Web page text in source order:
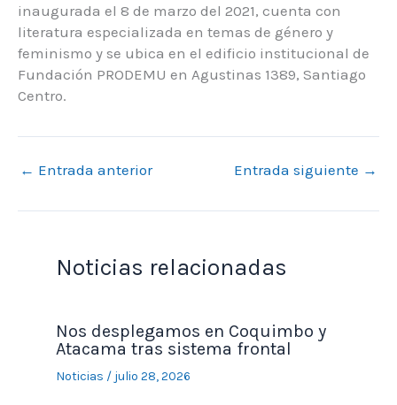
inaugurada el 8 de marzo del 2021, cuenta con
literatura especializada en temas de género y
feminismo y se ubica en el edificio institucional de
Fundación PRODEMU en Agustinas 1389, Santiago
Centro.
← Entrada anterior Entrada siguiente →
Noticias relacionadas
Nos desplegamos en Coquimbo y
Atacama tras sistema frontal
Noticias / julio 28, 2026